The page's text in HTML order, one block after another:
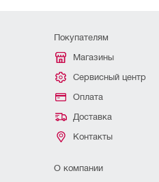
Покупателям
Магазины
Сервисный центр
Оплата
Доставка
Контакты
О компании